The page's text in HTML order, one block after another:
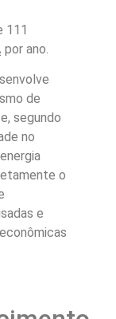
111
ano.
de
segundo
no
o
e